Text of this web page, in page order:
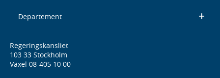
Departement
Regeringskansliet
103 33 Stockholm
Växel 08-405 10 00